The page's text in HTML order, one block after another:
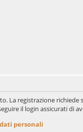
La registrazione
il login assicurati di
personali